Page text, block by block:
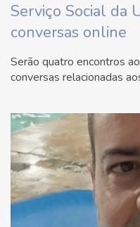
Serviço Social da
conversas online
Serão quatro encontros
conversas relacionadas